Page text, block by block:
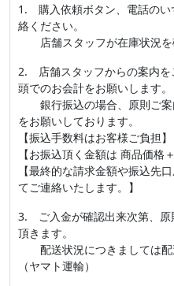
1. 購入依頼ボタン、電話のい
絡ください。
店舗スタッフが在庫状況を
2. 店舗スタッフからの案内を
頭でのお会計をお願いします。
銀行振込の場合、原則ご案
をお願いしております。
【振込手数料はお客様ご負担】
【お振込頂く金額は 商品価格
【最終的な請求金額や振込先
てご連絡いたします。】
3. ご入金が確認出来次第、原
頂きます。
配送状況につきましては配
（ヤマト運輸）